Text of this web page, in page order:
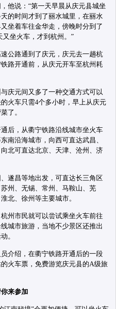
他说：“第一天早晨从庆元县城坐
的时间才到了丽水城里，在丽水
坐着车往金华走，傍晚时分到了
坐火车，才到杭州。”
公路通到了庆元，庆元去一趟杭
路开通前，从庆元开车至杭州耗
庆元间又多了一种交通方式可以
火车只需4个多小时，早上从庆元
了。
后，从衢宁铁路沿线城市坐火车
南沿海城市，向西可直达武昌、
北可直达北京、天津、沧州、济
遂昌等地出发，可直达长三角区
州、无锡、常州、马鞍山、芜
北、徐州等主要城市。
州市民就可以尝试乘坐火车前往
城市旅游，当地不少景区还推出
。
介绍，在衢宁铁路开通后的一段
火车票，免费游览庆元县的A级旅
来参加